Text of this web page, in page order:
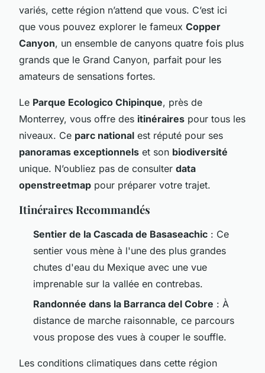
variés, cette région n’attend que vous. C’est ici
que vous pouvez explorer le fameux Copper
Canyon, un ensemble de canyons quatre fois plus
grands que le Grand Canyon, parfait pour les
amateurs de sensations fortes.
Le Parque Ecologico Chipinque, près de
Monterrey, vous offre des itinéraires pour tous les
niveaux. Ce parc national est réputé pour ses
panoramas exceptionnels et son biodiversité
unique. N’oubliez pas de consulter data
openstreetmap pour préparer votre trajet.
Itinéraires Recommandés
Sentier de la Cascada de Basaseachic : Ce
sentier vous mène à l'une des plus grandes
chutes d'eau du Mexique avec une vue
imprenable sur la vallée en contrebas.
Randonnée dans la Barranca del Cobre : À
distance de marche raisonnable, ce parcours
vous propose des vues à couper le souffle.
Les conditions climatiques dans cette région